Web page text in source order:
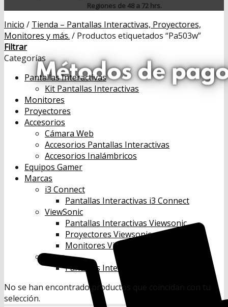
Regiones de 48 a 72 hrs.
Inicio / Tienda – Pantallas Interactivas, Proyectores,
Monitores y más. / Productos etiquetados “Pa503w”
Filtrar
Categorías
Pantallas Interactivas
Kit Pantallas Interactivas
Monitores
Proyectores
Accesorios
Cámara Web
Accesorios Pantallas Interactivas
Accesorios Inalámbricos
Equipos Gamer
Marcas
i3 Connect
Pantallas Interactivas i3 Connect
ViewSonic
Pantallas Interactivas Viewsonic
Proyectores Viewsonic
Monitores Viewsonic
Benq
Pantallas Interactivas Benq
No se han encontrado productos que coincidan con tu
selección.